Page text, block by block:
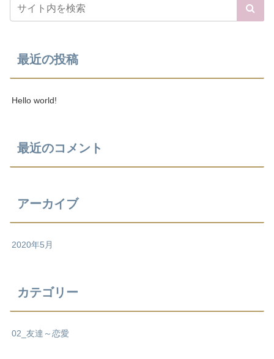
最近の投稿
Hello world!
最近のコメント
アーカイブ
2020年5月
カテゴリー
02_友達～恋愛